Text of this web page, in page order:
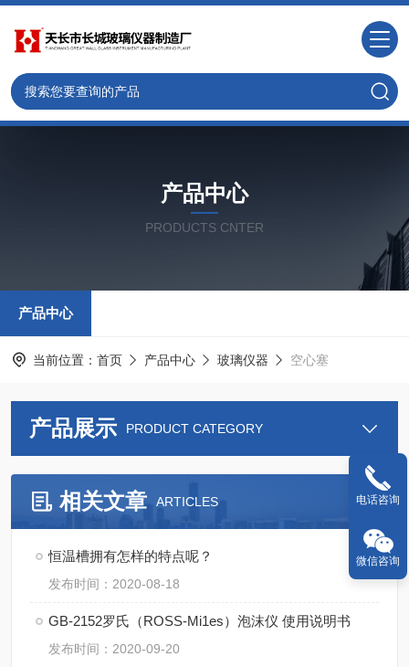
产品中心
PRODUCTS CNTER
产品中心
当前位置： 首页 产品中心 玻璃仪器 空心塞
产品展示 PRODUCT CATEGORY
相关文章 ARTICLES
恒温槽拥有怎样的特点呢？
发布时间：2020-08-18
GB-2152罗氏（ROSS-Mi1es）泡沫仪 使用说明书
发布时间：2020-09-20
电话咨询
微信咨询